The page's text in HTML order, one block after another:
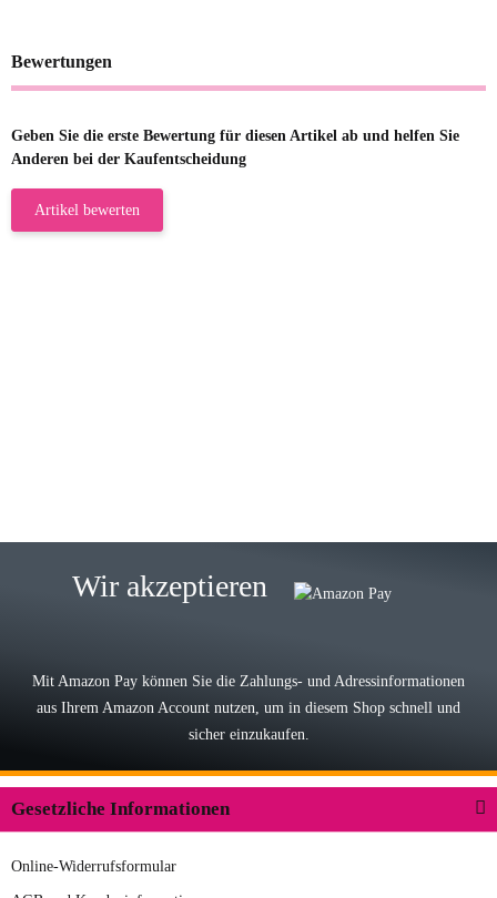
Bewertungen
Geben Sie die erste Bewertung für diesen Artikel ab und helfen Sie
Anderen bei der Kaufentscheidung
Artikel bewerten
Lieferung, man kann bedenkenlos
Der Koffer macht einen sehr soliden
Wir akzeptieren
Mit Amazon Pay können Sie die Zahlungs- und Adressinformationen
aus Ihrem Amazon Account nutzen, um in diesem Shop schnell und
sicher einzukaufen.
Gesetzliche Informationen
Online-Widerrufsformular